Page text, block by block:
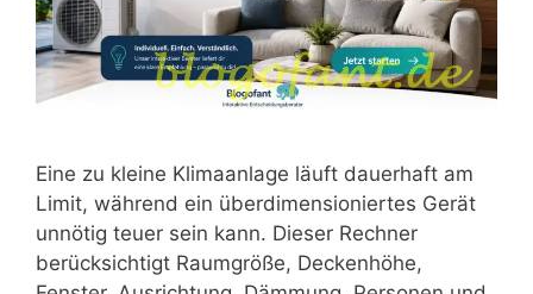
Eine zu kleine Klimaanlage läuft dauerhaft am
Limit, während ein überdimensioniertes Gerät
unnötig teuer sein kann. Dieser Rechner
berücksichtigt Raumgröße, Deckenhöhe,